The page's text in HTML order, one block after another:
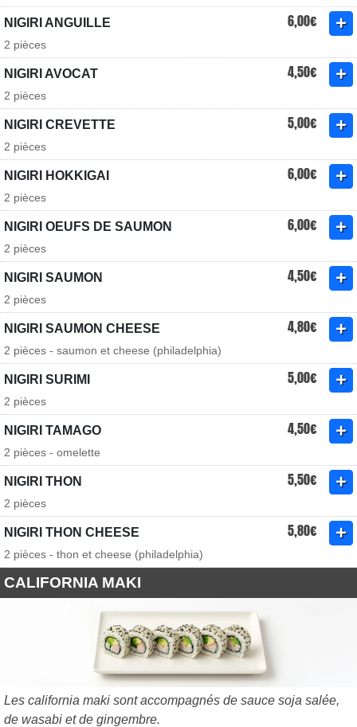
NIGIRI ANGUILLE 6,00€
2 pièces
NIGIRI AVOCAT 4,50€
2 pièces
NIGIRI CREVETTE 5,00€
2 pièces
NIGIRI HOKKIGAI 6,00€
2 pièces
NIGIRI OEUFS DE SAUMON 6,00€
2 pièces
NIGIRI SAUMON 4,50€
2 pièces
NIGIRI SAUMON CHEESE 4,80€
2 pièces - saumon et cheese (philadelphia)
NIGIRI SURIMI 5,00€
2 pièces
NIGIRI TAMAGO 4,50€
2 pièces - omelette
NIGIRI THON 5,50€
2 pièces
NIGIRI THON CHEESE 5,80€
2 pièces - thon et cheese (philadelphia)
CALIFORNIA MAKI
Les california maki sont accompagnés de sauce soja salée,
de wasabi et de gingembre.